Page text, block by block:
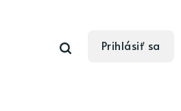
Prihlásiť sa